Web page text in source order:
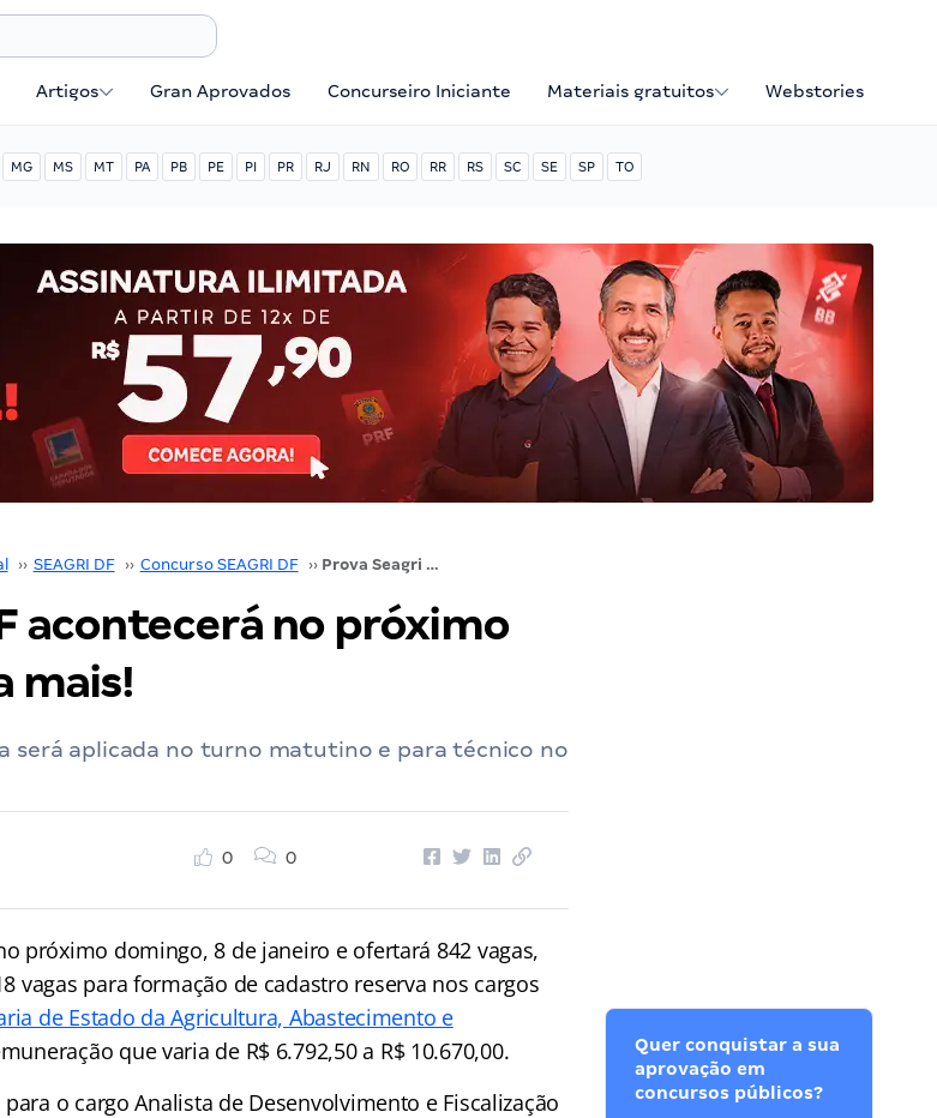
Artigos Gran Aprovados Concurseiro Iniciante Materiais gratuitos Webstories
MG MS MT PA PB PE PI PR RJ RN RO RR RS SC SE SP TO
›› SEAGRI DF ›› Concurso SEAGRI DF ›› Prova Seagri DF acontecerá no próximo domingo! Saiba mais!
acontecerá no próximo
mais!
será aplicada no turno matutino e para técnico no
0 0
próximo domingo, 8 de janeiro e ofertará 842 vagas,
vagas para formação de cadastro reserva nos cargos
de Estado da Agricultura, Abastecimento e
que varia de R$ 6.792,50 a R$ 10.670,00.
o cargo Analista de Desenvolvimento e Fiscalização
Quer conquistar a sua
aprovação em
concursos públicos?